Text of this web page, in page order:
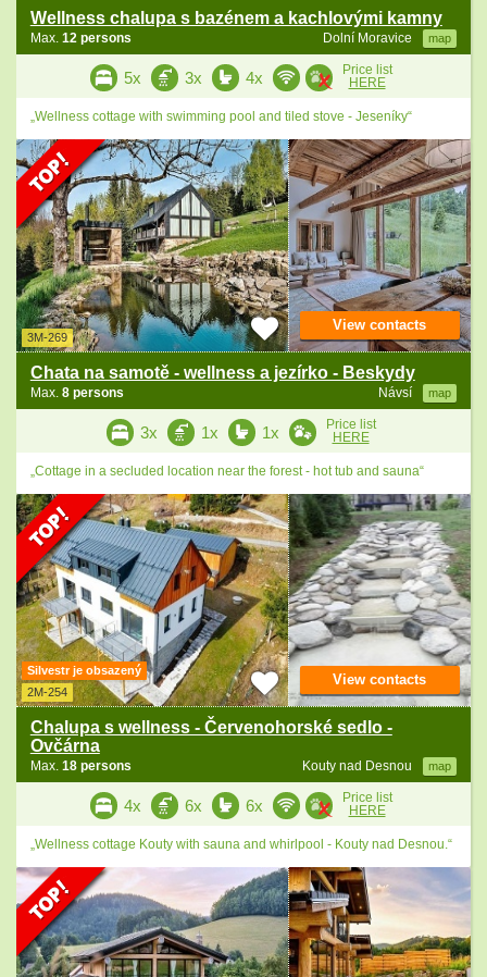
Wellness chalupa s bazénem a kachlovými kamny
Dolní Moravice map
Max. 12 persons
5x 3x 4x
Price list
HERE
„Wellness cottage with swimming pool and tiled stove - Jeseníky“
3M-269
Chata na samotě - wellness a jezírko - Beskydy
Návsí map
Max. 8 persons
View contacts
3x 1x 1x
Price list
HERE
„Cottage in a secluded location near the forest - hot tub and sauna“
Silvestr je obsazený
2M-254
Chalupa s wellness - Červenohorské sedlo -
Ovčárna
Kouty nad Desnou map
Max. 18 persons
View contacts
4x 6x 6x
Price list
HERE
„Wellness cottage Kouty with sauna and whirlpool - Kouty nad Desnou.“